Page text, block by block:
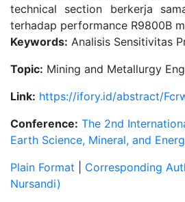
technical section berkerja
terhadap performance R9800B
Keywords: Analisis Sensitivitas
Topic: Mining and Metallurgy
Link: https://ifory.id/abstract/
Conference: The 2nd
Earth Science, Mineral, and
Plain Format
Corresponding
Nursandi)